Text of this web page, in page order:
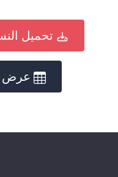
تحميل
عرض